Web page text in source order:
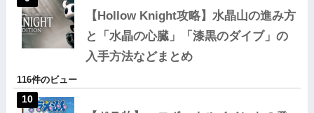
【Hollow Knight攻略】水晶山の進み方
と「水晶の心臓」「漆黒のダイブ」の
入手方法などまとめ
116件のビュー